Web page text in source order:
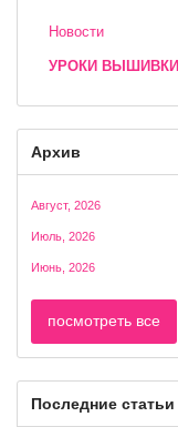
Новости
УРОКИ ВЫШИВКИ
Архив
Август, 2026
Июль, 2026
Июнь, 2026
посмотреть все
Последние статьи